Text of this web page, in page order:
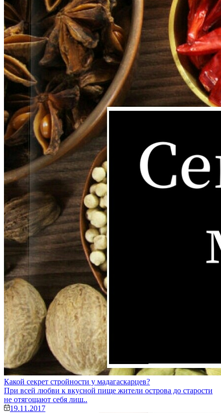
Какой секрет стройности у мадагаскарцев?
При всей любви к вкусной пище жители острова до старости
не отягощают себя лиш..
19.11.2017